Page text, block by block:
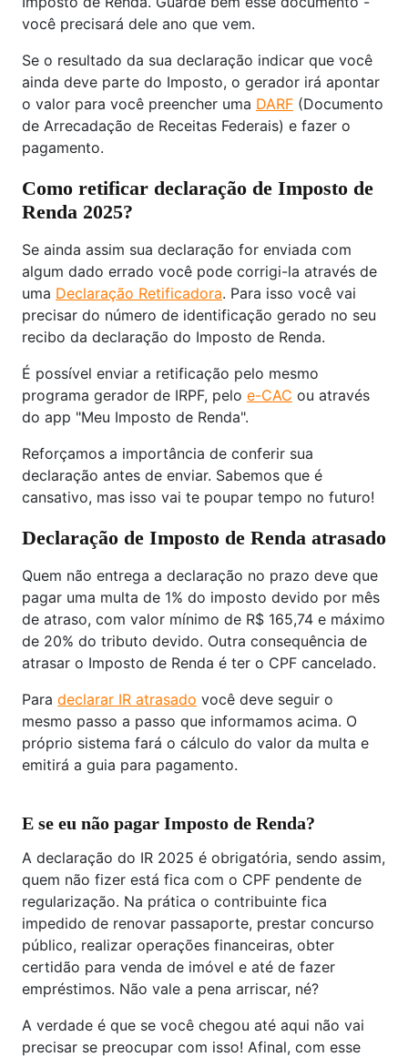
você precisará dele ano que vem.
Se o resultado da sua declaração indicar que você
ainda deve parte do Imposto, o gerador irá apontar
o valor para você preencher uma DARF (Documento
de Arrecadação de Receitas Federais) e fazer o
pagamento.
Como retificar declaração de Imposto de
Renda 2025?
Se ainda assim sua declaração for enviada com
algum dado errado você pode corrigi-la através de
uma Declaração Retificadora. Para isso você vai
precisar do número de identificação gerado no seu
recibo da declaração do Imposto de Renda.
É possível enviar a retificação pelo mesmo
programa gerador de IRPF, pelo e-CAC ou através
do app "Meu Imposto de Renda".
Reforçamos a importância de conferir sua
declaração antes de enviar. Sabemos que é
cansativo, mas isso vai te poupar tempo no futuro!
Declaração de Imposto de Renda atrasado
Quem não entrega a declaração no prazo deve que
pagar uma multa de 1% do imposto devido por mês
de atraso, com valor mínimo de R$ 165,74 e máximo
de 20% do tributo devido. Outra consequência de
atrasar o Imposto de Renda é ter o CPF cancelado.
Para declarar IR atrasado você deve seguir o
mesmo passo a passo que informamos acima. O
próprio sistema fará o cálculo do valor da multa e
emitirá a guia para pagamento.
E se eu não pagar Imposto de Renda?
A declaração do IR 2025 é obrigatória, sendo assim,
quem não fizer está fica com o CPF pendente de
regularização. Na prática o contribuinte fica
impedido de renovar passaporte, prestar concurso
público, realizar operações financeiras, obter
certidão para venda de imóvel e até de fazer
empréstimos. Não vale a pena arriscar, né?
A verdade é que se você chegou até aqui não vai
precisar se preocupar com isso! Afinal, com esse